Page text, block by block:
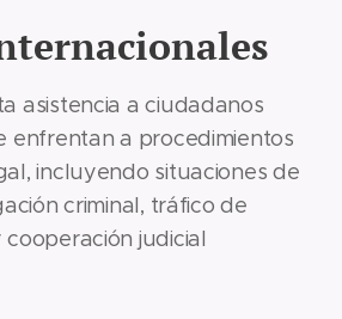
asistencia a ciudadanos
enfrentan a procedimientos
incluyendo situaciones de
criminal, tráfico de
judicial